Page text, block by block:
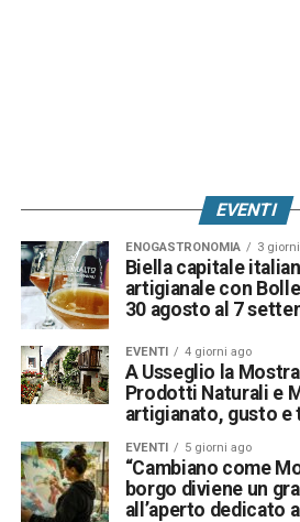
EVENTI
ENOGASTRONOMIA 3
Biella capitale
artigianale con
30 agosto al 7
EVENTI 4 giorni ago
A Usseglio la
Prodotti Naturali e
artigianato, gusto e
EVENTI 5 giorni ago
“Cambiano come
borgo diviene un
all’aperto dedicato